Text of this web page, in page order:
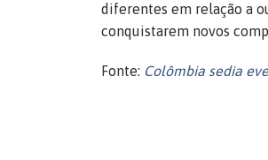
diferentes em relação a
conquistarem novos
Fonte: Colômbia sedia